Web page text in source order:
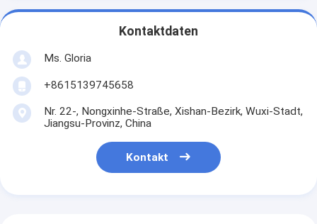
Kontaktdaten
Ms. Gloria
+8615139745658
Nr. 22-, Nongxinhe-Straße, Xishan-Bezirk, Wuxi-Stadt,
Jiangsu-Provinz, China
Kontakt